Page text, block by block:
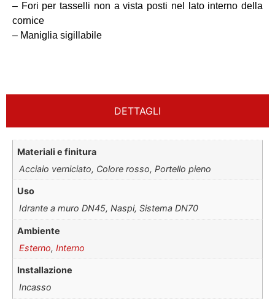
– Fori per tasselli non a vista posti nel lato interno della
cornice
– Maniglia sigillabile
DETTAGLI
Materiali e finitura
Acciaio verniciato, Colore rosso, Portello pieno
Uso
Idrante a muro DN45, Naspi, Sistema DN70
Ambiente
Esterno, Interno
Installazione
Incasso